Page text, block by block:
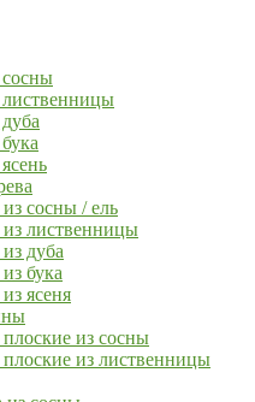
сосны
лиственницы
сосны / ель
лиственницы
дуба
бука
ясеня
из сосны
из лиственницы